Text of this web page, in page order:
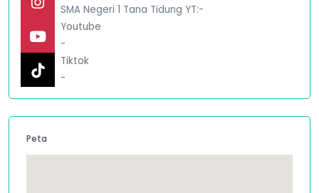
SMA Negeri 1 Tana Tidung YT:-
Youtube
-
Tiktok
-
Peta